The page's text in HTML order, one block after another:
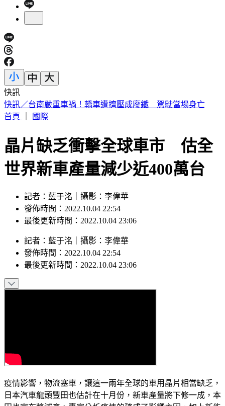
快訊
小孩顧小孩！澎湖13子女遭棄養擠4坪破屋 父母帶補助金跑
路
晶片缺乏衝擊全球車市 估全
世界新車產量減少近400萬台
記者：藍于洺｜攝影：李偉華
發佈時間：2022.10.04 22:54
記者：藍于洺｜攝影：李偉華
發佈時間：2022.10.04 22:54
疫情影響，物流塞車，讓這一兩年全球的車用晶片相當缺乏，